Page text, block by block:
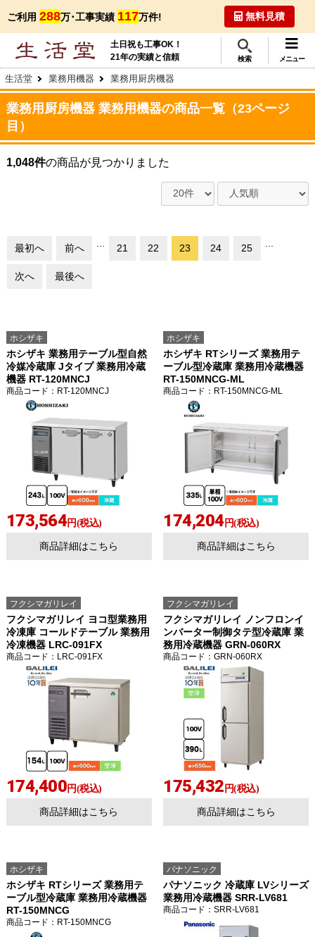
ご利用 288万･工事実績 117万件! 無料見積
土日祝も工事OK！
21年の実績と信頼
検索 メニュー
生活堂 業務用機器 業務用厨房機器
業務用厨房機器 業務用機器の商品一覧（23ページ
目）
1,048件の商品が見つかりました
最初へ 前へ ... 21 22 23 24 25 ...
次へ 最後へ
ホシザキ
ホシザキ 業務用テーブル型自然
冷媒冷蔵庫 Jタイプ 業務用冷蔵
機器 RT-120MNCJ
商品コード ：RT-120MNCJ
173,564円(税込)
商品詳細はこちら
ホシザキ
ホシザキ RTシリーズ 業務用テ
ーブル型冷蔵庫 業務用冷蔵機器
RT-150MNCG-ML
商品コード ：RT-150MNCG-ML
174,204円(税込)
商品詳細はこちら
フクシマガリレイ
フクシマガリレイ ヨコ型業務用
冷凍庫 コールドテーブル 業務用
冷凍機器 LRC-091FX
商品コード ：LRC-091FX
174,400円(税込)
商品詳細はこちら
フクシマガリレイ
フクシマガリレイ ノンフロンイ
ンバーター制御タテ型冷蔵庫 業
務用冷蔵機器 GRN-060RX
商品コード ：GRN-060RX
175,432 円(税込)
商品詳細はこちら
ホシザキ
ホシザキ RTシリーズ 業務用テ
ーブル型冷蔵庫 業務用冷蔵機器
RT-150MNCG
商品コード ：RT-150MNCG
パナソニック
パナソニック 冷蔵庫 LVシリーズ
業務用冷蔵機器 SRR-LV681
商品コード ：SRR-LV681